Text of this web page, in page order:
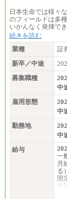
日本生命では様々
のフィールドは多
いかんなく発揮で
続きを読む
業種
証
新卒／中途
募集職種
中
雇用形態
中
勤務地
中
給与
一
月
る）
固
※